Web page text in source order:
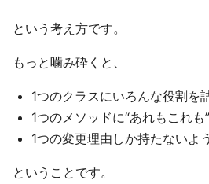
という考え方です。
もっと噛み砕くと、
1つのクラスにいろんな役割を
1つのメソッドに“あれもこれも
1つの変更理由しか持たないよ
ということです。